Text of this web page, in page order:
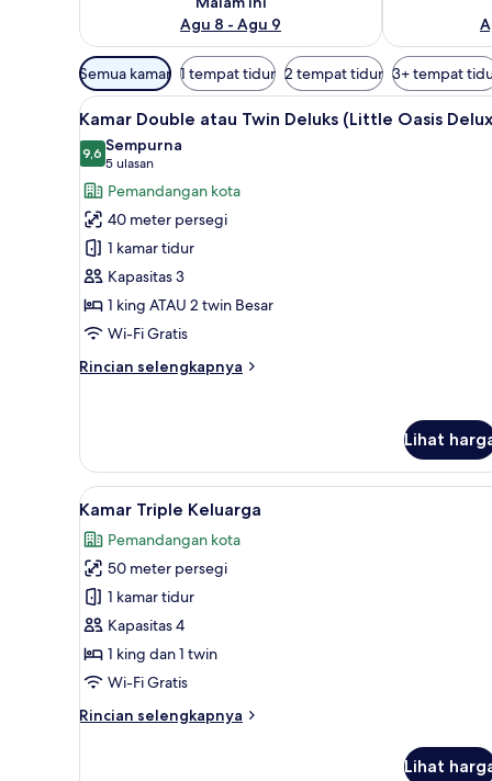
Agu 8 - Agu 9
Filter
tersedia
untuk
kamar
Semua kamar 1 tempat tidur 2 tempat tidur 3+ tempat
Lihat
semua
foto
untuk
Kamar
Double
atau
Twin
Deluks
(Little
Oasis
Kamar Double atau Twin
5
Kamar Double atau Twin Deluks (Little Oasis
9,69,6 dari 10
Sempurna
5 ulasan
(5
ulasan)
Pemandangan kota
40 meter persegi
1 kamar tidur
Kapasitas 3
1 king ATAU 2 twin Besar
Wi-Fi Gratis
Rincian selengkapnya
Rincian
Double
atau
Twin
(Little
Oasis
Deluxe)
Lihat
Lihat
semua
foto
untuk
Kamar
Triple
Keluarga
Kamar Triple Keluarga |
4
Kamar Triple Keluarga
Pemandangan kota
50 meter persegi
1 kamar tidur
Kapasitas 4
1 king dan 1 twin
Wi-Fi Gratis
Rincian selengkapnya
Rincian
Lihat